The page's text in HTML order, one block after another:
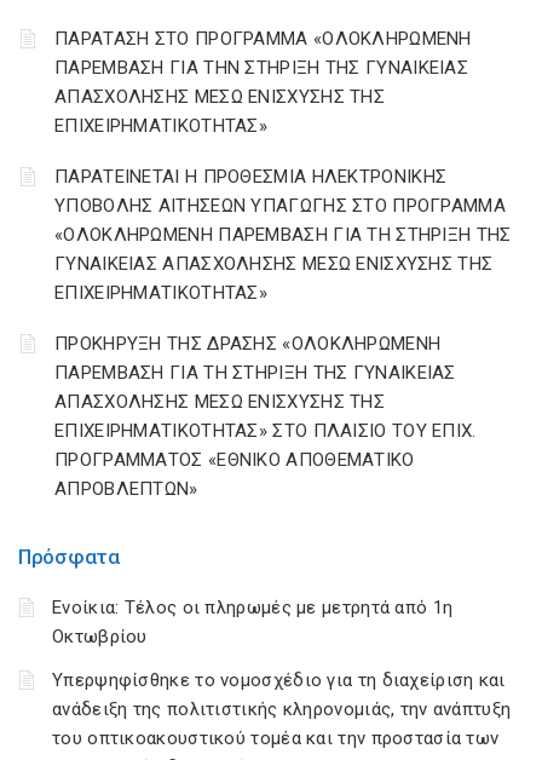
Πρόσφατα
Ενοίκια: Τέλος οι πληρωμές με μετρητά από 1η
Οκτωβρίου
Υπερψηφίσθηκε το νομοσχέδιο για τη διαχείριση και
ανάδειξη της πολιτιστικής κληρονομιάς, την ανάπτυξη
του οπτικοακουστικού τομέα και την προστασία των
ΠΑΡΑΤΑΣΗ ΣΤΟ ΠΡΟΓΡΑΜΜΑ «ΟΛΟΚΛΗΡΩΜΕΝΗ
ΠΑΡΕΜΒΑΣΗ ΓΙΑ ΤΗΝ ΣΤΗΡΙΞΗ ΤΗΣ ΓΥΝΑΙΚΕΙΑΣ
ΑΠΑΣΧΟΛΗΣΗΣ ΜΕΣΩ ΕΝΙΣΧΥΣΗΣ ΤΗΣ
ΕΠΙΧΕΙΡΗΜΑΤΙΚΟΤΗΤΑΣ»
ΠΑΡΑΤΕΙΝΕΤΑΙ Η ΠΡΟΘΕΣΜΙΑ ΗΛΕΚΤΡΟΝΙΚΗΣ
ΥΠΟΒΟΛΗΣ ΑΙΤΗΣΕΩΝ ΥΠΑΓΩΓΗΣ ΣΤΟ ΠΡΟΓΡΑΜΜΑ
«ΟΛΟΚΛΗΡΩΜΕΝΗ ΠΑΡΕΜΒΑΣΗ ΓΙΑ ΤΗ ΣΤΗΡΙΞΗ ΤΗΣ
ΓΥΝΑΙΚΕΙΑΣ ΑΠΑΣΧΟΛΗΣΗΣ ΜΕΣΩ ΕΝΙΣΧΥΣΗΣ ΤΗΣ
ΕΠΙΧΕΙΡΗΜΑΤΙΚΟΤΗΤΑΣ»
ΠΡΟΚΗΡΥΞΗ ΤΗΣ ΔΡΑΣΗΣ «ΟΛΟΚΛΗΡΩΜΕΝΗ
ΠΑΡΕΜΒΑΣΗ ΓΙΑ ΤΗ ΣΤΗΡΙΞΗ ΤΗΣ ΓΥΝΑΙΚΕΙΑΣ
ΑΠΑΣΧΟΛΗΣΗΣ ΜΕΣΩ ΕΝΙΣΧΥΣΗΣ ΤΗΣ
ΕΠΙΧΕΙΡΗΜΑΤΙΚΟΤΗΤΑΣ» ΣΤΟ ΠΛΑΙΣΙΟ ΤΟΥ ΕΠΙΧ.
ΠΡΟΓΡΑΜΜΑΤΟΣ «ΕΘΝΙΚΟ ΑΠΟΘΕΜΑΤΙΚΟ
ΑΠΡΟΒΛΕΠΤΩΝ»